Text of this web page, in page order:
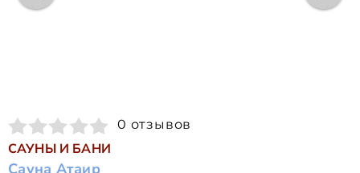
0 отзывов
САУНЫ И БАНИ
Сауна Атаир